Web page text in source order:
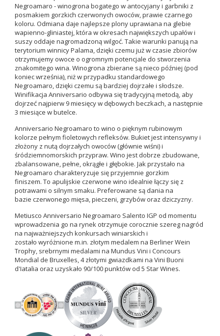
Negroamaro -winogrona bogatego w antocyjany i garbniki z
posmakiem gorzkich czerwonych owoców, prawie czarnego
koloru. Odmiana daje najlepsze plony uprawiana na glebie
wapienno-gliniastej, która w okresach największych upałów i
suszy oddaje nagromadzoną wilgoć. Takie warunki panują na
terytorium winnicy Palama, dzięki czemu już w czasie zbiorów
otrzymujemy owoce o ogromnym potencjale do stworzenia
znakomitego wina. Winogrona zbierane są nieco później (pod
koniec września), niż w przypadku standardowego
Negroamaro, dzięki czemu są bardziej dojrzałe i słodsze.
Winifikacja Anniversario odbywa się tradycyjną metodą, aby
dojrzeć najpierw 9 miesięcy w dębowych beczkach, a następnie
3 miesiące w butelce.
Anniversario Negroamaro to wino o pięknym rubinowym
kolorze pełnym fioletowych refleksów. Bukiet jest intensywny i
złożony z nutą dojrzałych owoców (głównie wiśni) i
śródziemnomorskich przypraw. Wino jest dobrze zbudowane,
zbalansowane, pełne, okrągłe i głębokie. Jak przystało na
Negroamaro charakteryzuje się przyjemnie gorzkim
finiszem. To apulijskie czerwone wino idealnie łączy się z
potrawami o silnym smaku. Preferowane są dania na
bazie czerwonego mięsa, pieczeni, grzybów oraz dziczyzny.
Metiusco Anniversario Negroamaro Salento IGP od momentu
wprowadzenia go na rynek otrzymuje corocznie szereg nagród
na najważniejszych konkursach winiarskich i
zostało wyróżnione m.in. złotym medalem na Berliner Wein
Trophy, srebrnymi medalami na Mundus Vini i Concours
Mondial de Bruxelles,4 złotymi gwiazdkami na Vini Buoni
d'Iatalia oraz uzyskało 90/100 punktów od 5 Star Wines.